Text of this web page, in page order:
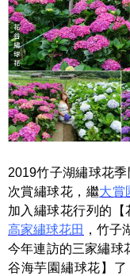
2019竹子湖繡球花
次賞繡球花，繼大賞
加入繡球花行列的
高家繡球花田 ，竹子
今年連訪的三家繡球
谷海芋園繡球花】